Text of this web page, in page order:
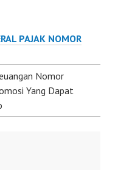
PAJAK NOMOR
Nomor
Yang Dapat